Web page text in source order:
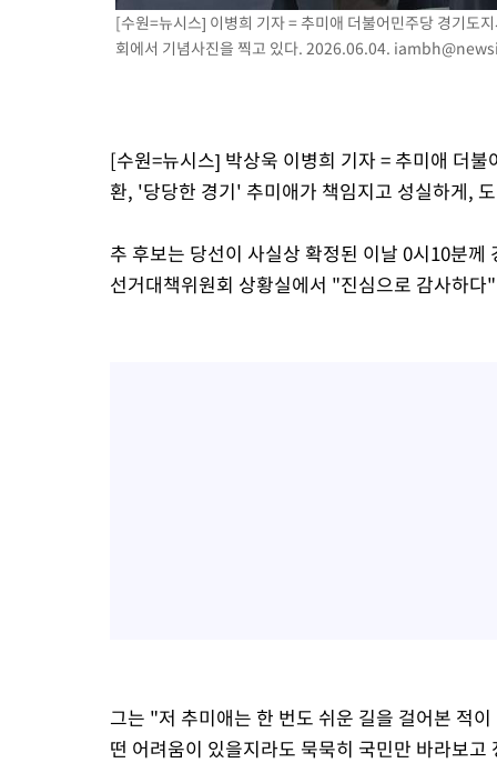
[속보]코스닥, 5.95포인트(0.74%) 상승한 807.62개장
[속보]코스피, 6300선 재탈환…1.09% 오른 6365.07 개장
[수원=뉴시스] 이병희 기자 = 추미애 더불어민주당 경기도
회에서 기념사진을 찍고 있다. 2026.06.04.
[수원=뉴시스] 박상욱 이병희 기자 = 추미애 더
환, '당당한 경기' 추미애가 책임지고 성실하게,
추 후보는 당선이 사실상 확정된 이날 0시10분
선거대책위원회 상황실에서 "진심으로 감사하
그는 "저 추미애는 한 번도 쉬운 길을 걸어본 적
떤 어려움이 있을지라도 묵묵히 국민만 바라보